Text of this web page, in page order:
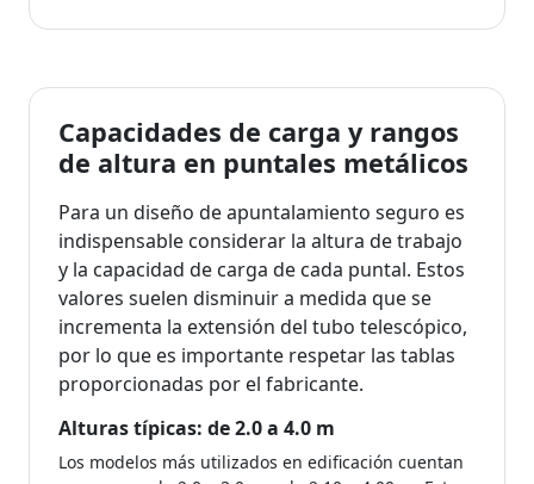
Capacidades de carga y rangos
de altura en puntales metálicos
Para un diseño de apuntalamiento seguro es
indispensable considerar la altura de trabajo
y la capacidad de carga de cada puntal. Estos
valores suelen disminuir a medida que se
incrementa la extensión del tubo telescópico,
por lo que es importante respetar las tablas
proporcionadas por el fabricante.
Alturas típicas: de 2.0 a 4.0 m
Los modelos más utilizados en edificación cuentan